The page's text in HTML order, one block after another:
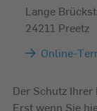
Lange
24211 Preetz
Online-
Der Schutz
Erst wenn Sie